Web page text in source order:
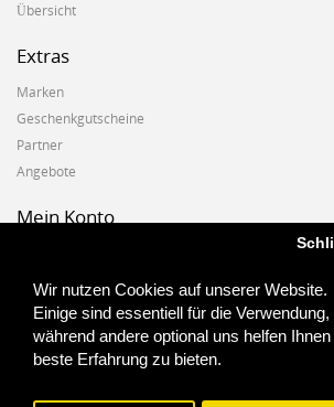
Wir nutzen Cookies auf unserer Website.
Einige sind essentiell für die Verwendung,
während andere optional uns helfen Ihnen
beste Erfahrung zu bieten.
Übersicht
Extras
Marken
Geschenkgutscheine
Partner
Angebote
Mein Konto
Auftragshistorie
Wunschzettel
Newsletter